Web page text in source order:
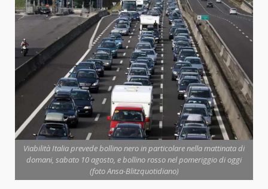
Viabilità Italia prevede bollino nero in particolare nella mattinata di
domani, sabato 10 agosto, e bollino rosso nel pomeriggio di oggi
(foto Ansa-Blitzquotidiano)